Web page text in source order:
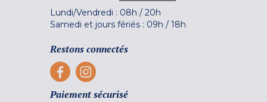
Lundi/Vendredi : 08h / 20h
Samedi et jours fériés : 09h / 18h
Restons connectés
Paiement sécurisé